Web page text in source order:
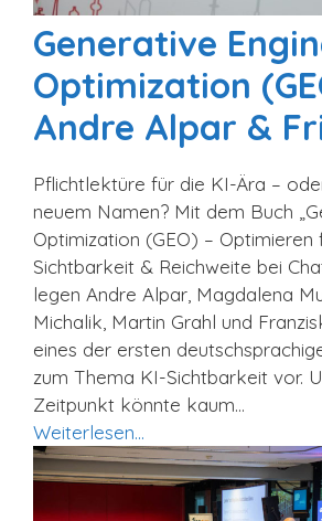
Generative
Optimization
Andre Alpar &
Pflichtlektüre für die KI-Ära –
neuem Namen? Mit dem Buch
Optimization (GEO) – Optimieren
Sichtbarkeit & Reichweite bei
legen Andre Alpar, Magdalena
Michalik, Martin Grahl und
eines der ersten
zum Thema KI-Sichtbarkeit vor.
Zeitpunkt könnte kaum…
Weiterlesen…